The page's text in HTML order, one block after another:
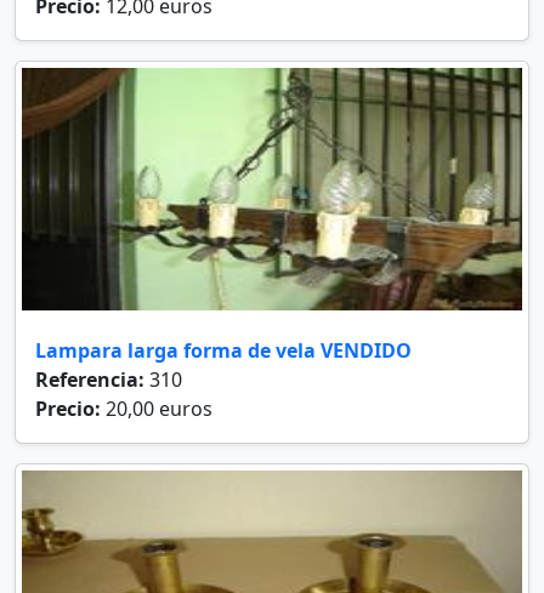
Precio: 12,00 euros
Lampara larga forma de vela VENDIDO
Referencia: 310
Precio: 20,00 euros